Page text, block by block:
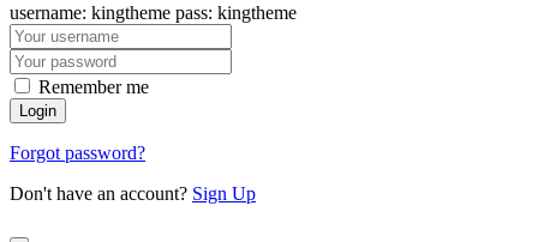
username: kingtheme pass: kingtheme
Remember me
Forgot password?
Don't have an account? Sign Up